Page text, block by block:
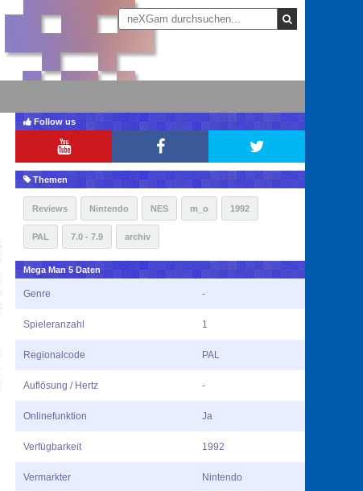
Follow us
Themen
Reviews Nintendo NES m_o 1992
PAL 7.0 - 7.9 archiv
Mega Man 5 Daten
Genre -
Spieleranzahl 1
Regionalcode PAL
Auflösung / Hertz -
Onlinefunktion Ja
Verfügbarkeit 1992
Vermarkter Nintendo